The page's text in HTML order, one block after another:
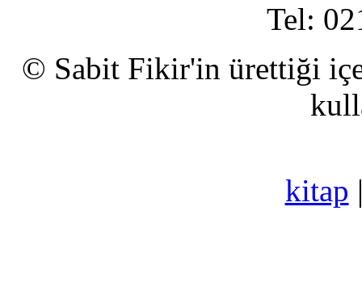
Tel:
© Sabit Fikir'in ürettiği
kitap